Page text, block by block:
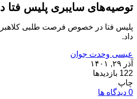
توصیه‌های سایبری پلیس فتا
پلیس فتا در خصوص فرصت طلبی
داد.
عیسی وحدت جوان
آذر ۲۹, ۱۴۰۱
122 بازدیدها
چاپ
0 دیدگاه ها